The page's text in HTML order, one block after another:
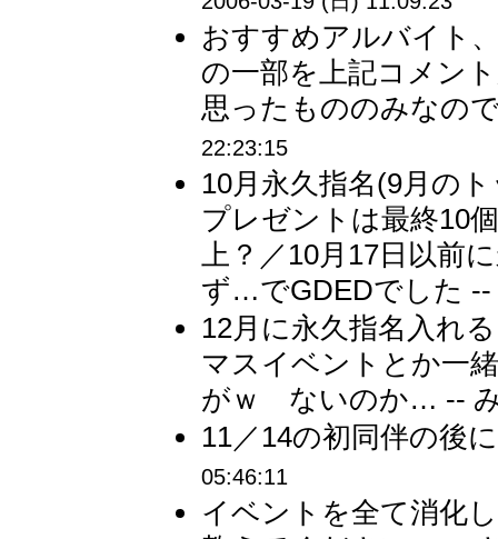
おすすめアルバイト
の一部を上記コメン
思ったもののみなの
22:23:15
10月永久指名(9月の
プレゼントは最終10
上？／10月17日以前
ず…でGDEDでした
12月に永久指名入れ
マスイベントとか一
がｗ ないのか… --
11／14の初同伴の後
05:46:11
イベントを全て消化